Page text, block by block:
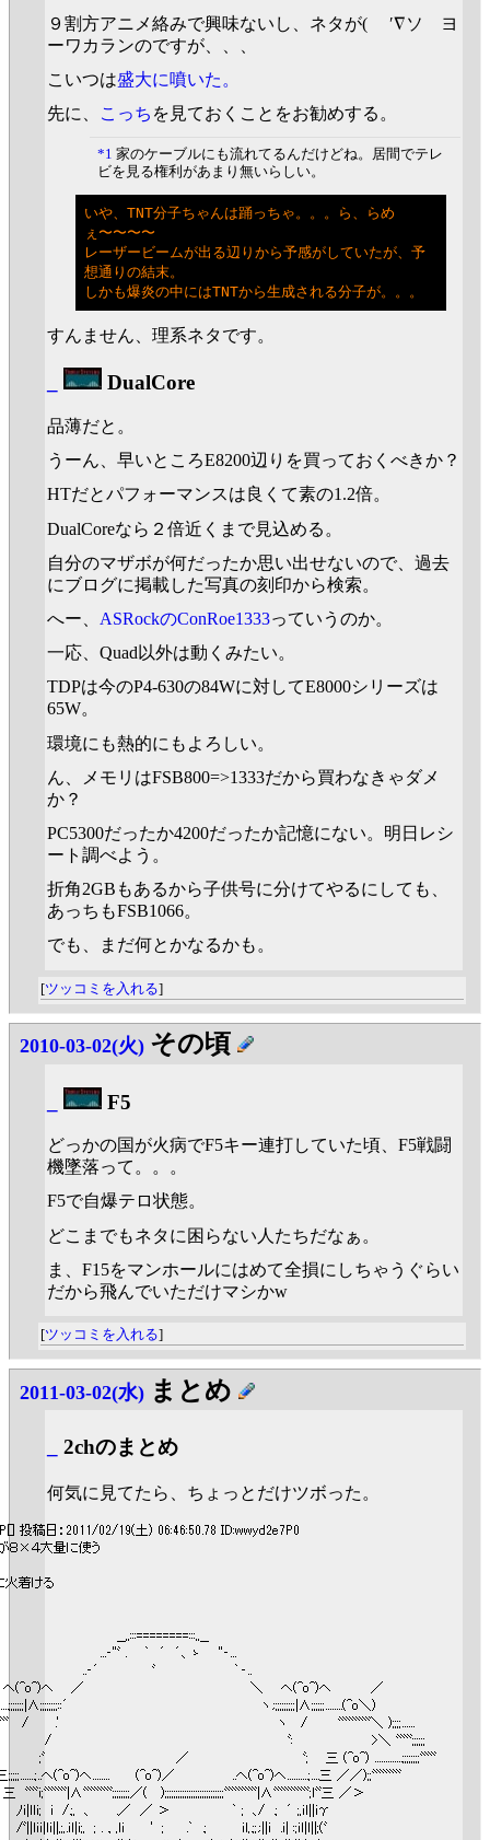
９割方アニメ絡みで興味ないし、ネタが( ′∇ソ ヨ
ーワカランのですが、、、
こいつは盛大に噴いた。
先に、
こっち を見ておくことをお勧めする。
*1 家のケーブルにも流れてるんだけどね。居間でテレ
ビを見る権利があまり無いらしい。
いや、TNT分子ちゃんは踊っちゃ。。。ら、らめ
ぇ〜〜〜〜
レーザービームが出る辺りから予感がしていたが、予
想通りの結末。
すんません、理系ネタです。
DualCore
品薄だと。
うーん、早いところE8200辺りを買っておくべきか？
HTだとパフォーマンスは良くて素の1.2倍。
DualCoreなら２倍近くまで見込める。
自分のマザボが何だったか思い出せないので、過去
にブログに掲載した写真の刻印から検索。
へー、 ASRockのConRoe1333っていうのか。
一応、Quad以外は動くみたい。
TDPは今のP4-630の84Wに対してE8000シリーズは
65W。
環境にも熱的にもよろしい。
ん、メモリはFSB800=>1333だから買わなきゃダメ
か？
PC5300だったか4200だったか記憶にない。明日レシ
ート調べよう。
折角2GBもあるから子供号に分けてやるにしても、
あっちもFSB1066。
でも、まだ何とかなるかも。
[ツッコミを入れる]
2010-03-02(火) その頃
F5
どっかの国が火病でF5キー連打していた頃、F5戦闘
機墜落って。。。
F5で自爆テロ状態。
どこまでもネタに困らない人たちだなぁ。
ま、F15をマンホールにはめて全損にしちゃうぐらい
だから飛んでいただけマシかw
[ツッコミを入れる]
2011-03-02(水) まとめ
2chのまとめ
何気に見てたら、ちょっとだけツボった。